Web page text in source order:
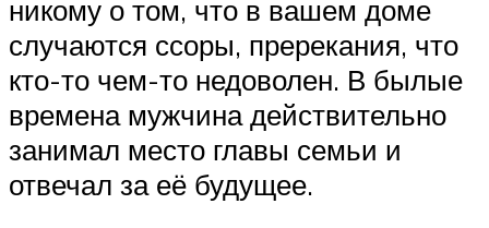
никому о том, что в вашем доме
случаются ссоры, пререкания, что
кто-то чем-то недоволен. В былые
времена мужчина действительно
занимал место главы семьи и
отвечал за её будущее.